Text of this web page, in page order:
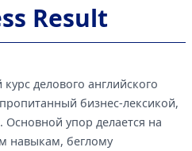
Result
делового английского
бизнес-лексикой,
упор делается на
навыкам, беглому